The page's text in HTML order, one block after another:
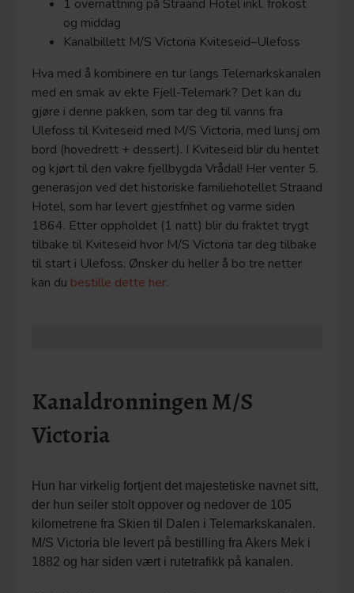
1 overnattning på Straand Hotel inkl. frokost
og middag
Kanalbillett M/S Victoria Kviteseid–Ulefoss
Hva med å kombinere en tur langs Telemarkskanalen
med en smak av ekte Fjell-Telemark? Det kan du
gjøre i denne pakken, som tar deg til vanns fra
Ulefoss til Kviteseid med M/S Victoria, med lunsj om
bord (hovedrett + dessert). I Kviteseid blir du hentet
og kjørt til den vakre fjellbygda Vrådal! Her venter 5.
generasjon ved det historiske familiehotellet Straand
Hotel, som har levert gjestfrihet og varme siden
1864. Etter oppholdet (1 natt) blir du fraktet trygt
tilbake til Kviteseid hvor M/S Victoria tar deg tilbake
til start i Ulefoss. Ønsker du heller å bo tre netter
kan du bestille dette her.
Kanaldronningen M/S
Victoria
Hun har virkelig fortjent det majestetiske navnet sitt,
der hun seiler stolt oppover og nedover de 105
kilometrene fra Skien til Dalen i Telemarkskanalen.
M/S Victoria ble levert på bestilling fra Akers Mek i
1882 og har siden vært i rutetrafikk på kanalen.